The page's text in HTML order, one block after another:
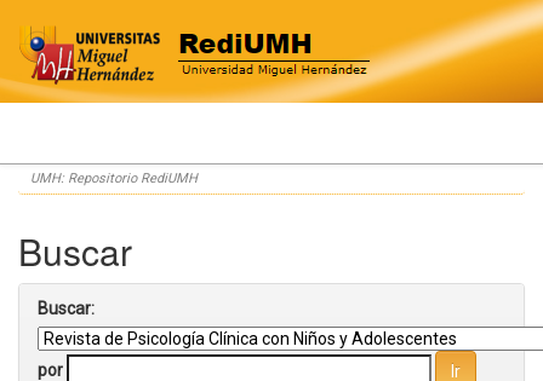
Skip
navigation
UMH: Repositorio RediUMH
Buscar
Buscar:
por